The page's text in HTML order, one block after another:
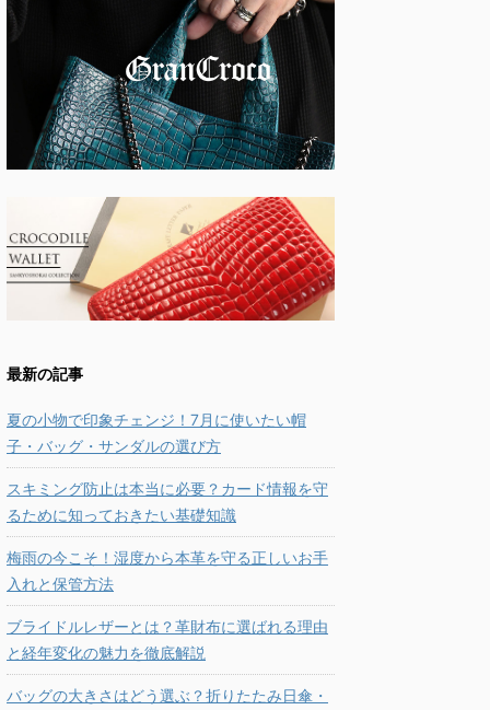
最新の記事
夏の小物で印象チェンジ！7月に使いたい帽
子・バッグ・サンダルの選び方
スキミング防止は本当に必要？カード情報を守
るために知っておきたい基礎知識
梅雨の今こそ！湿度から本革を守る正しいお手
入れと保管方法
ブライドルレザーとは？革財布に選ばれる理由
と経年変化の魅力を徹底解説
バッグの大きさはどう選ぶ？折りたたみ日傘・